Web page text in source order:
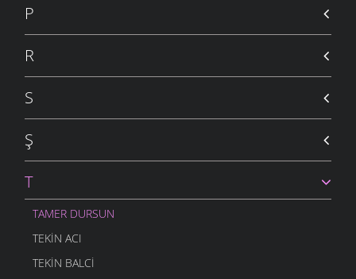
P
R
S
Ş
T
TAMER DURSUN
TEKIN ACI
TEKIN BALCI